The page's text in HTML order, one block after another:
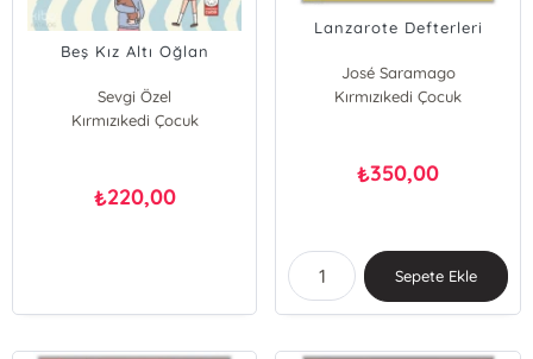
Beş Kız Altı Oğlan
Sevgi Özel
Kırmızıkedi Çocuk
₺220,00
Lanzarote Defterleri
José Saramago
Kırmızıkedi Çocuk
₺350,00
Sepete Ekle